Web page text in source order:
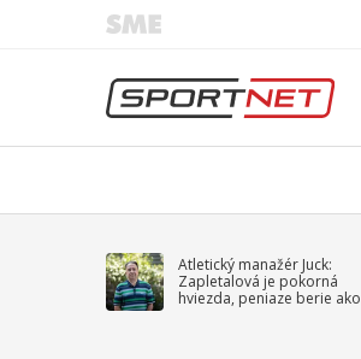
Atletický manažér Juck:
Zapletalová je pokorná
hviezda, peniaze berie ako